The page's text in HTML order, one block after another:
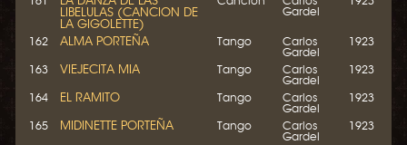
LIBELULAS (CANCION DE
LA GIGOLETTE)
Gardel
162 ALMA PORTEÑA Tango
Carlos
Gardel
1923
163 VIEJECITA MIA Tango
Carlos
Gardel
1923
164 EL RAMITO Tango
Carlos
Gardel
1923
165 MIDINETTE PORTEÑA Tango
Carlos
Gardel
1923